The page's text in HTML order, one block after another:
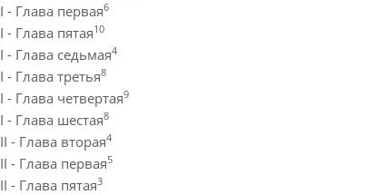
I - Глава первая6
I - Глава пятая10
I - Глава седьмая4
I - Глава третья8
I - Глава четвертая9
I - Глава шестая8
II - Глава вторая4
II - Глава первая5
II - Глава пятая3